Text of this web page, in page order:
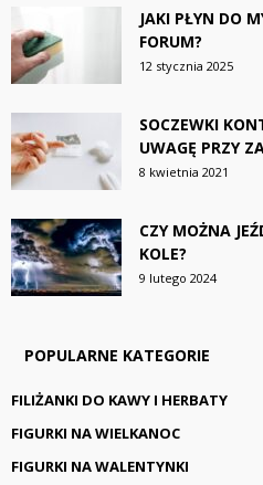
JAKI PŁYN DO
FORUM?
12 stycznia 2025
SOCZEWKI
UWAGĘ PRZY
8 kwietnia 2021
CZY MOŻNA
KOLE?
9 lutego 2024
POPULARNE KATEGORIE
FILIŻANKI DO KAWY I HERBATY
FIGURKI NA WIELKANOC
FIGURKI NA WALENTYNKI